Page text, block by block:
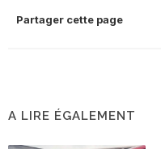
Partager cette page
A LIRE ÉGALEMENT